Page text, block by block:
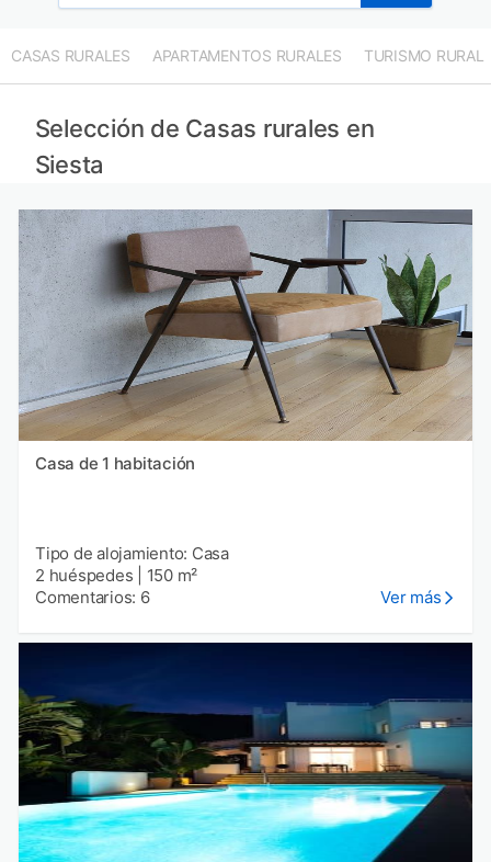
CASAS RURALES APARTAMENTOS RURALES TURISMO RURAL
Selección de Casas rurales en
Siesta
Casa de 1 habitación
Tipo de alojamiento: Casa
2 huéspedes
150 m²
Comentarios: 6
Ver más